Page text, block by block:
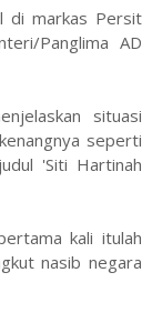
di markas Persit
Panglima AD
situasi
seperti
'Siti Hartinah
kali itulah
nasib negara